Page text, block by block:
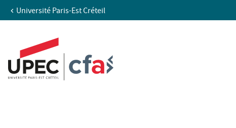
Aller au contenu
Accès directs
Recherche
Université Paris-Est Créteil